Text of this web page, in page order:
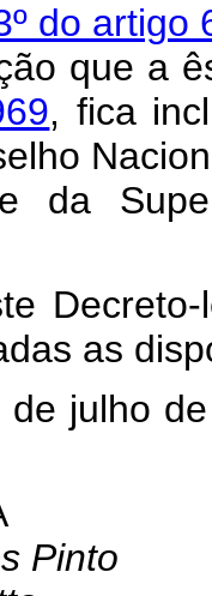
do artigo
que a
, fica
da
as
de
Pinto